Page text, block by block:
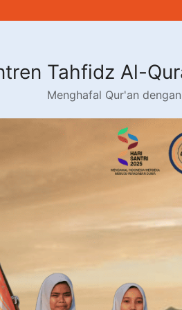
Tahfidz Al-
Menghafal Qur'an